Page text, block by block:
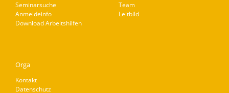
Seminarsuche
Anmeldeinfo
Download Arbeitshilfen
Team
Leitbild
Orga
Kontakt
Datenschutz